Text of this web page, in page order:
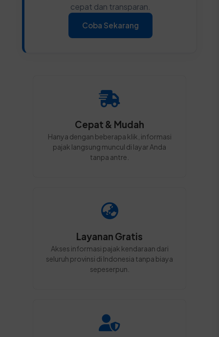
cepat dan transparan.
Coba Sekarang
Cepat & Mudah
Hanya dengan beberapa klik, informasi
pajak langsung muncul di layar Anda
tanpa antre.
Layanan Gratis
Akses informasi pajak kendaraan dari
seluruh provinsi di Indonesia tanpa biaya
sepeserpun.